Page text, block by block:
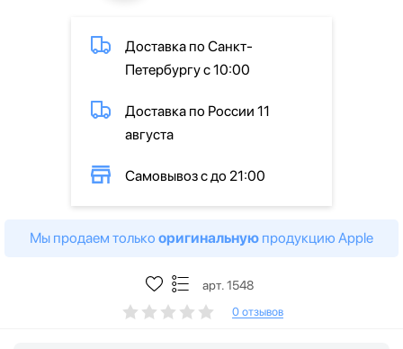
Доставка по Санкт-
Петербургу с 10:00
Доставка по России 11
августа
Самовывоз с до 21:00
Мы продаем только оригинальную продукцию Apple
арт. 1548
0 отзывов